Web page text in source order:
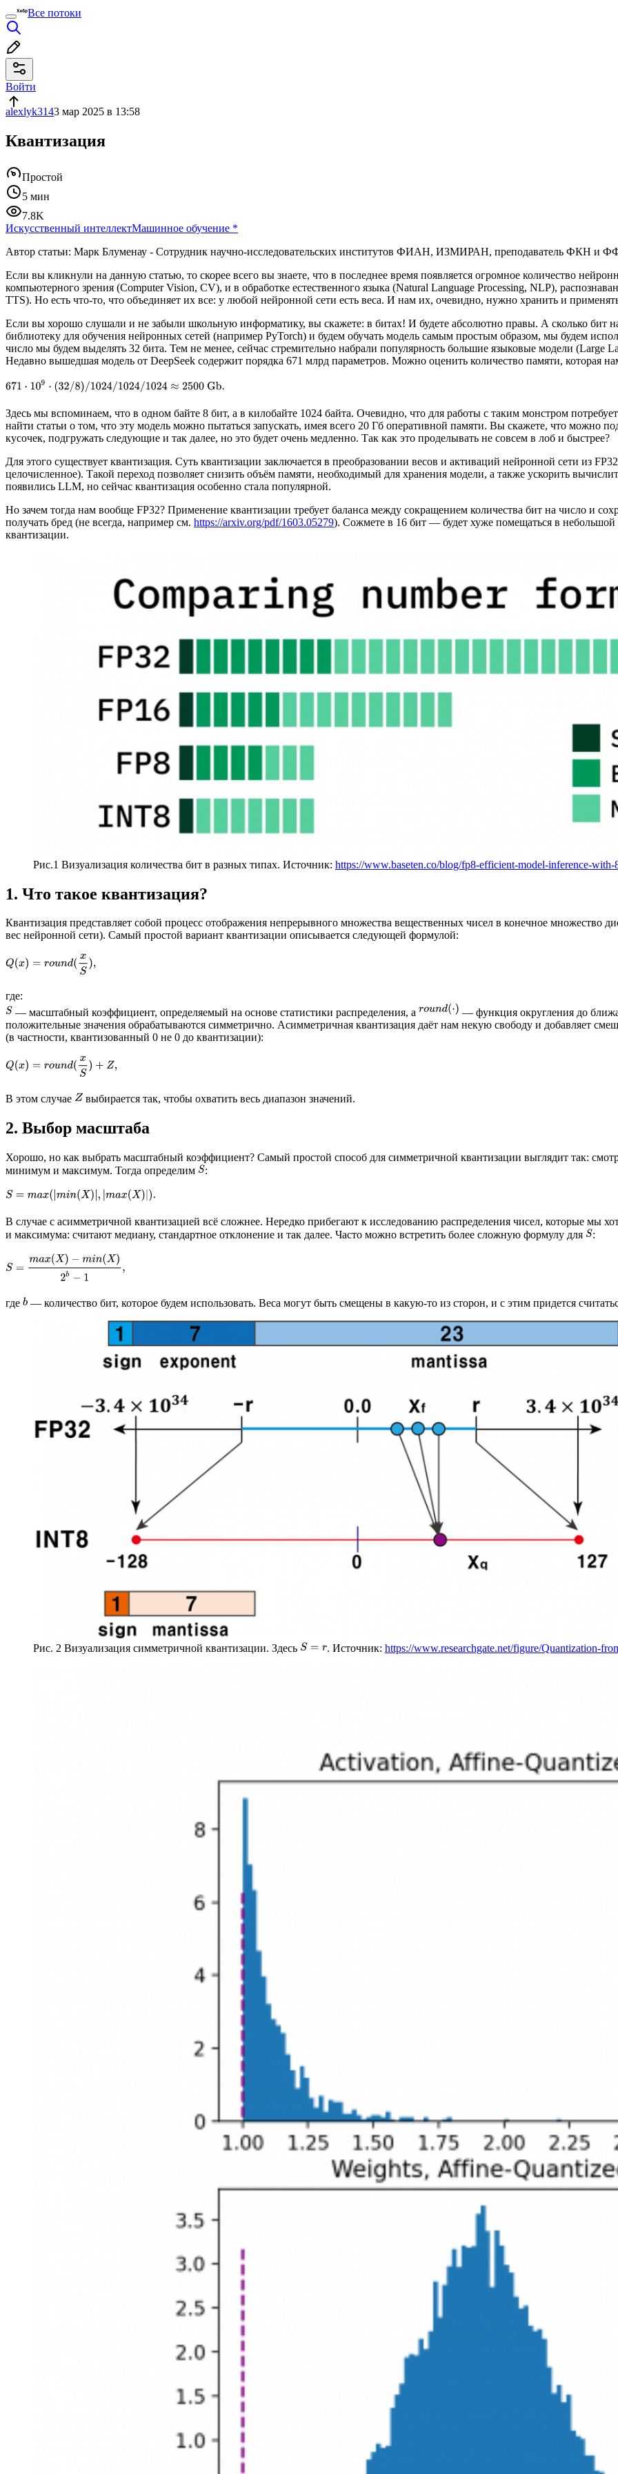
Все потоки
Войти
alexlyk3143 мар 2025 в 13:58
Квантизация
Простой
5 мин
7.8K
Искусственный интеллектМашинное обучение *
Автор статьи: Марк Блуменау - Сотрудник научно-исследовательских институтов ФИАН, ИЗМИРАН, преподаватель ФКН
Если вы кликнули на данную статью, то скорее всего вы знаете, что в последнее время появляется огромное количество
компьютерного зрения (Computer Vision, CV), и в обработке естественного языка (Natural Language Processing, NLP),
TTS). Но есть что-то, что объединяет их все: у любой нейронной сети есть веса. И нам их, очевидно, нужно хранить и
Если вы хорошо слушали и не забыли школьную информатику, вы скажете: в битах! И будете абсолютно правы. А сколько бит
библиотеку для обучения нейронных сетей (например PyTorch) и будем обучать модель самым простым образом, мы будем
число мы будем выделять 32 бита. Тем не менее, сейчас стремительно набрали популярность большие языковые модели (Large
Недавно вышедшая модель от DeepSeek содержит порядка 671 млрд параметров. Можно оценить количество памяти, которая
Здесь мы вспоминаем, что в одном байте 8 бит, а в килобайте 1024 байта. Очевидно, что для работы с таким монстром
найти статьи о том, что эту модель можно пытаться запускать, имея всего 20 Гб оперативной памяти. Вы скажете, что можно
кусочек, подгружать следующие и так далее, но это будет очень медленно. Так как это проделывать не совсем в лоб и быстрее?
Для этого существует квантизация. Суть квантизации заключается в преобразовании весов и активаций нейронной сети из
целочисленное). Такой переход позволяет снизить объём памяти, необходимый для хранения модели, а также ускорить
появились LLM, но сейчас квантизация особенно стала популярной.
Но зачем тогда нам вообще FP32? Применение квантизации требует баланса между сокращением количества бит на число и
получать бред (не всегда, например см. https://arxiv.org/pdf/1603.05279). Сожмете в 16 бит — будет хуже помещаться в
квантизации.
Рис.1 Визуализация количества бит в разных типах. Источник: https://www.baseten.co/blog/fp8-efficient-model-inference-
1. Что такое квантизация?
Квантизация представляет собой процесс отображения непрерывного множества вещественных чисел в конечное множество
вес нейронной сети). Самый простой вариант квантизации описывается следующей формулой:
где:
— масштабный коэффициент, определяемый на основе статистики распределения, а
— функция округления до
положительные значения обрабатываются симметрично. Асимметричная квантизация даёт нам некую свободу и добавляет
(в частности, квантизованный 0 не 0 до квантизации):
В этом случае выбирается так, чтобы охватить весь диапазон значений.
2. Выбор масштаба
Хорошо, но как выбрать масштабный коэффициент? Самый простой способ для симметричной квантизации выглядит так:
минимум и максимум. Тогда определим
:
В случае с асимметричной квантизацией всё сложнее. Нередко прибегают к исследованию распределения чисел, которые мы
и максимума: считают медиану, стандартное отклонение и так далее. Часто можно встретить более сложную формулу для
:
где — количество бит, которое будем использовать. Веса могут быть смещены в какую-то из сторон, и с этим придется
Рис. 2 Визуализация симметричной квантизации. Здесь . Источник: https://www.researchgate.net/figure/Quantization-